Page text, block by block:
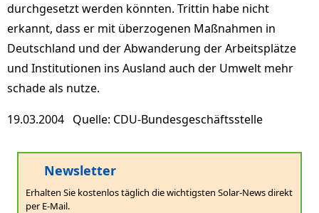
durchgesetzt werden könnten. Trittin habe nicht
erkannt, dass er mit überzogenen Maßnahmen in
Deutschland und der Abwanderung der Arbeitsplätze
und Institutionen ins Ausland auch der Umwelt mehr
schade als nutze.
19.03.2004 Quelle: CDU-Bundesgeschäftsstelle
Newsletter
Erhalten Sie kostenlos täglich die wichtigsten Solar-News direkt
per E-Mail.